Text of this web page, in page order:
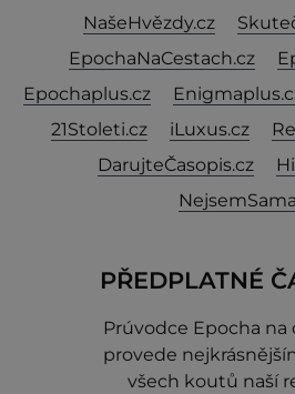
NašeHvězdy.cz
EpochaNaCestach.cz
Epochaplus.cz
21Stoleti.cz
iLuxus.cz
DarujteČasopis.cz
PŘEDPLATNÉ
Prúvodce Epocha na
provede
všech koutů naší